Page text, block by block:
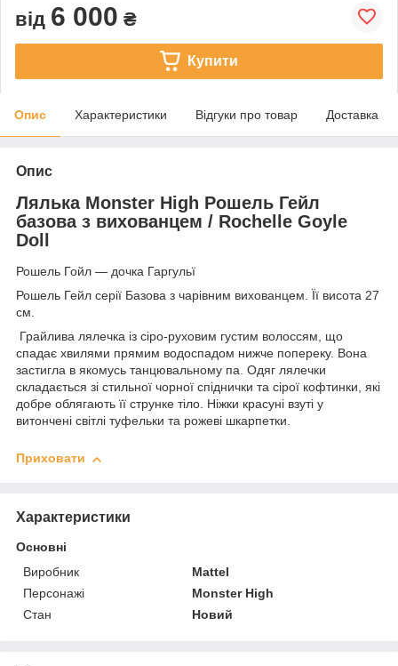
від 6 000 ₴
Купити
Опис Характеристики Відгуки про товар Доставка
Опис
Лялька Monster High Рошель Гейл
базова з вихованцем / Rochelle Goyle
Doll
Рошель Гойл — дочка Гаргульї
Рошель Гейл серії Базова з чарівним вихованцем. Її висота 27
см.
Грайлива лялечка із сіро-руховим густим волоссям, що
спадає хвилями прямим водоспадом нижче попереку. Вона
застигла в якомусь танцювальному па. Одяг лялечки
складається зі стильної чорної спіднички та сірої кофтинки, які
добре облягають її струнке тіло. Ніжки красуні взуті у
витончені світлі туфельки та рожеві шкарпетки.
Приховати
Характеристики
Основні
Виробник
Mattel
Персонажі
Monster High
Стан
Новий